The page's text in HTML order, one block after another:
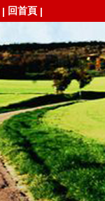
| 回首頁 |